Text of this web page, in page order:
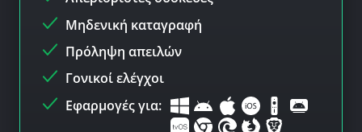
Μηδενική καταγραφή
Πρόληψη απειλών
Γονικοί ελέγχοι
Εφαρμογές για: